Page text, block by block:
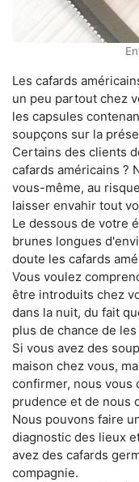
Les cafards
un peu partout chez
les capsules
soupçons sur la
Certains des clients
cafards américains ?
vous-même, au
laisser envahir tout
Le dessous de votre
brunes longues
doute les cafards
Vous voulez
être introduits chez
dans la nuit, du fait
plus de chance de
Si vous avez des
maison chez vous,
confirmer, nous vous
prudence et de nous
Nous pouvons faire
diagnostic des lieux
avez des cafards
compagnie.